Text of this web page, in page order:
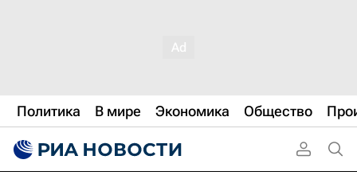
Политика В мире Экономика Общество